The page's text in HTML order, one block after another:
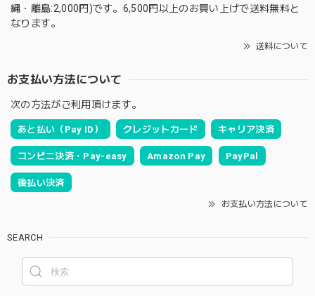
縄・離島:2,000円)です。6,500円以上のお買い上げで送料無料と
なります。
送料について
お支払い方法について
次の方法がご利用頂けます。
あと払い（Pay ID） クレジットカード キャリア決済
コンビニ決済・Pay-easy Amazon Pay PayPal
後払い決済
お支払い方法について
SEARCH